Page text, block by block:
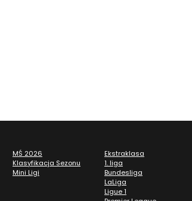
MŚ 2026
Klasyfikacja Sezonu
Mini Ligi
Ekstraklasa
1. liga
Bundesliga
LaLiga
Ligue 1